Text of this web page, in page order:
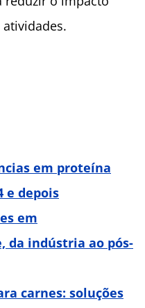
em proteína
e depois
em
da indústria ao pós-
carnes: soluções